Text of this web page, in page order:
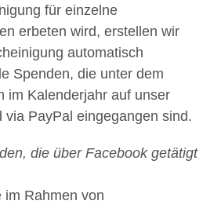
für einzelne
erbeten wird, erstellen wir
automatisch
Spenden, die unter dem
im Kalenderjahr auf unser
via PayPal eingegangen sind.
die über Facebook getätigt
im Rahmen von